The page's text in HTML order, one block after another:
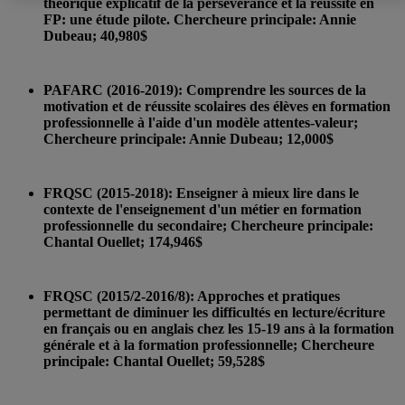
théorique explicatif de la persévérance et la réussite en
FP: une étude pilote. Chercheure principale: Annie
Dubeau; 40,980$
PAFARC (2016-2019): Comprendre les sources de la
motivation et de réussite scolaires des élèves en formation
professionnelle à l'aide d'un modèle attentes-valeur;
Chercheure principale: Annie Dubeau; 12,000$
FRQSC (2015-2018): Enseigner à mieux lire dans le
contexte de l'enseignement d'un métier en formation
professionnelle du secondaire; Chercheure principale:
Chantal Ouellet; 174,946$
FRQSC (2015/2-2016/8): Approches et pratiques
permettant de diminuer les difficultés en lecture/écriture
en français ou en anglais chez les 15-19 ans à la formation
générale et à la formation professionnelle; Chercheure
principale: Chantal Ouellet; 59,528$